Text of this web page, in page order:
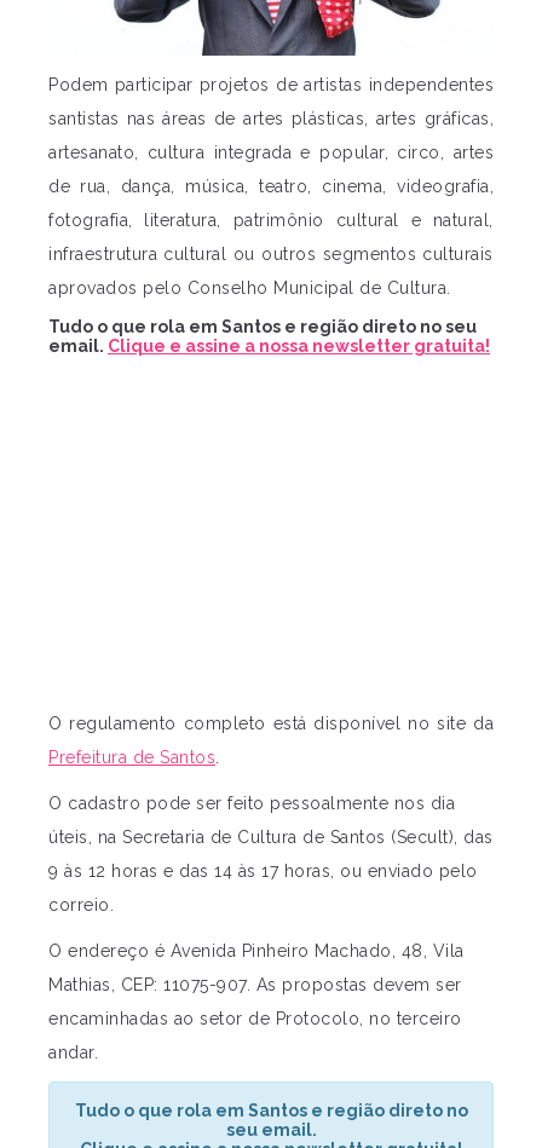
Podem participar projetos de artistas independentes
santistas nas áreas de artes plásticas, artes gráficas,
artesanato, cultura integrada e popular, circo, artes
de rua, dança, música, teatro, cinema, videografia,
fotografia, literatura, patrimônio cultural e natural,
infraestrutura cultural ou outros segmentos culturais
aprovados pelo Conselho Municipal de Cultura.
Tudo o que rola em Santos e região direto no seu
email. Clique e assine a nossa newsletter gratuita!
O regulamento completo está disponível no site da
Prefeitura de Santos
O cadastro pode ser feito pessoalmente nos dia
úteis, na Secretaria de Cultura de Santos (Secult), das
9 às 12 horas e das 14 às 17 horas, ou enviado pelo
correio.
O endereço é Avenida Pinheiro Machado, 48, Vila
Mathias, CEP: 11075-907. As propostas devem ser
encaminhadas ao setor de Protocolo, no terceiro
andar.
Tudo o que rola em Santos e região direto no
seu email.